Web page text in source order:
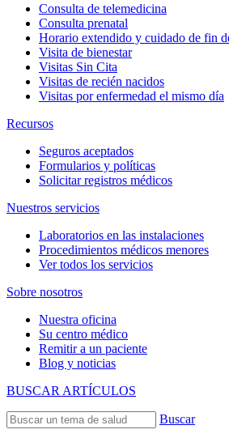
Consulta de telemedicina
Consulta prenatal
Horario extendido y cuidado de fin
Visita de bienestar
Visitas Sin Cita
Visitas de recién nacidos
Visitas por enfermedad el mismo día
Recursos
Seguros aceptados
Formularios y políticas
Solicitar registros médicos
Nuestros servicios
Laboratorios en las instalaciones
Procedimientos médicos menores
Ver todos los servicios
Sobre nosotros
Nuestra oficina
Su centro médico
Remitir a un paciente
Blog y noticias
BUSCAR ARTÍCULOS
Buscar